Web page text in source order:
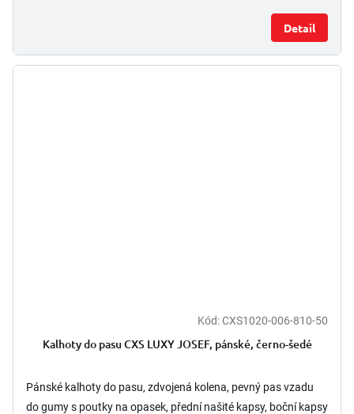
Detail
Kód:CXS1020-006-810-50
Kalhoty do pasu CXS LUXY JOSEF, pánské, černo-šedé
Pánské kalhoty do pasu, zdvojená kolena, pevný pas vzadu
do gumy s poutky na opasek, přední našité kapsy, boční kapsy